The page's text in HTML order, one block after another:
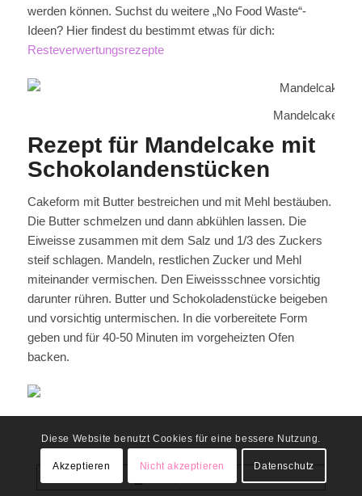
werden können. Suchst du weitere „No Food Waste“-
Ideen? Hier findest du bestimmt etwas für dich:
Resteverwertungsrezepte
Mandelcake mit
Rezept für Mandelcake mit
Schokolandenstücken
Cakeform mit Butter bestreichen und mit Mehl bestäuben.
Die Butter schmelzen und dann abkühlen lassen. Die
Eiweisse zusammen mit dem Salz und 1/3 des Zuckers
steif schlagen. Mandeln, restlichen Zucker und Mehl
miteinander vermischen. Den Eiweissschnee vorsichtig
darunter rühren. Butter und Schokoladenstücke beigeben
und vorsichtig untermischen. In die vorbereitete Form
geben und für 40-50 Minuten im vorgeheizten Ofen
backen.
Diese Website benutzt Cookies für eine bessere Nutzung.
Akzeptieren Nicht akzeptieren Datenschutz